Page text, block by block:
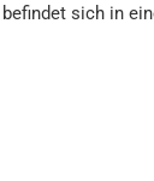
sich in